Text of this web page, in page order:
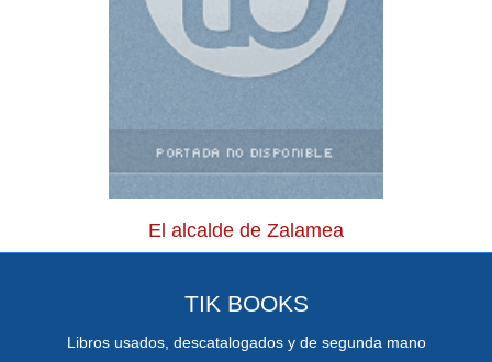
El alcalde de Zalamea
TIK BOOKS
Libros usados, descatalogados y de segunda mano